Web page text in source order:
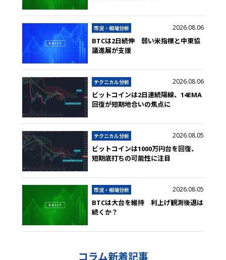
市況・相場分析 2026.08.06
BTCは2日続伸 弱い米指標と中東協
議進展が支援
テクニカル分析 2026.08.06
ビットコインは2日連続陽線、14EMA
回復が短期地合いの焦点に
テクニカル分析 2026.08.05
ビットコインは1000万円台を回復、
短期底打ちの可能性に注目
市況・相場分析 2026.08.05
BTCは大台を維持 利上げ観測後退は
続くか？
コラム新着記事